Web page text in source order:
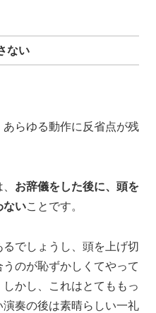
ない
あらゆる動作に反省点が残
お辞儀をした後に、頭を
ないことです。
でしょうし、 頭を上げ切
のが恥ずかしくてやって
しかし、これはとてももっ
演奏の後は素晴らしい一礼